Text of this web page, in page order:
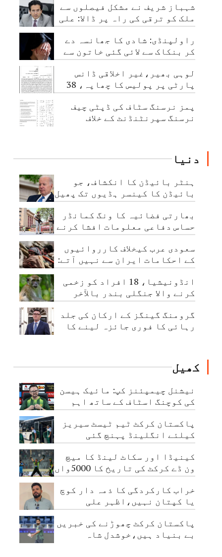
شہباز شریف نے مشکل فیصلوں سے
ملک کو ترقی کی راہ پر ڈالا: علی
پرویز ملک
راولپنڈی: شادی کا جھانسہ دے
کر بنکاک سے لائی گئی خاتون سے
مبینہ زیادتی، ملزم گرفتار
لوہی بھیر،غیر اخلاقی ڈانس
پارٹی پر پولیس کا چھاپہ، 38
نوجوان گرفتار
پمز نرسنگ سٹاف کی ڈپٹی چیف
نرسنگ سپرنٹنڈنٹ کے خلاف
دنیا
ہنٹر بائیڈن کا انکشاف، جو
بائیڈن کا کینسر ہڈیوں تک پھیل
چکا ہے
بھارتی فضائیہ کا ونگ کمانڈر
حساس دفاعی معلومات افشا کرنے
کے الزام میں گرفتار
سعودی عرب کیخلاف کارروائیوں
کے احکامات ایران سے نہیں آتے:
حوثی عہدیدار
انڈونیشیا، 18 افراد کو زخمی
کرنے والا جنگلی بندر بالآخر
قابو کرلیا گیا
گرومنگ گینگز کے ارکان کی جلد
رہائی کا فوری جائزہ لینے کا
کھیل
نیشنل چیمپئنز کپ: مائیک ہیسن
کی کوچنگ اسٹاف کے ساتھ اہم
میٹنگ
پاکستان کرکٹ ٹیم ٹیسٹ سیریز
کیلئے انگلینڈ پہنچ گئی
کینیڈا اور سکاٹ لینڈ کا میچ
ون ڈے کرکٹ کی تاریخ کا 5000واں
مقابلہ
خراب کارکردگی کا ذمہ دار کوچ
یا کپتان نہیں،اظہر علی
پاکستان کرکٹ چھوڑنے کی خبریں
بے بنیاد ہیں،خوشدل شاہ